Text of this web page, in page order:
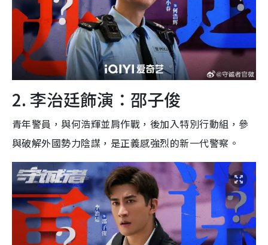
2. 李治廷飾演：邵子俊
青年警員，與何浩輝並肩作戰，後加入特別行動組，參
與破解外國勢力陰謀，是正義感強烈的新一代警察。